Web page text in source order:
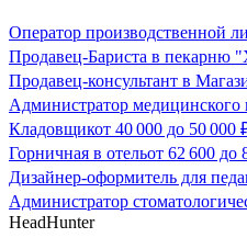
Оператор производственной
Продавец-Бариста в пекарню
Продавец-консультант в
Администратор медицинского
Кладовщикот 40 000 до 50 000
Горничная в отельот 62 600 до
Дизайнер-оформитель для
Администратор
HeadHunter